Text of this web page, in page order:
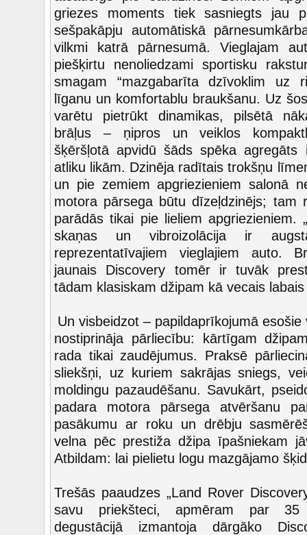
griezes moments tiek sasniegts jau
sešpakāpju automātiskā
vilkmi katrā pārnesumā. Vieglajam
piešķirtu nenoliedzami sportisku
smagam “mazgabarīta dzīvoklim uz
līganu un komfortablu braukšanu. Uz
varētu pietrūkt dinamikas, pilsētā
brāļus – ņipros un veiklos
šķēršļotā apvidū šāds spēka
atliku likām. Dzinēja radītais trokšņu
un pie zemiem apgriezieniem salonā
motora pārsega būtu dīzeļdzinējs; tam
parādās tikai pie lieliem apgriezieniem.
skaņas un vibroizolācija ir
reprezentatīvajiem vieglajiem auto.
jaunais Discovery tomēr ir tuvāk
tādam klasiskam džipam kā vecais
Un visbeidzot – papildaprīkojumā
nostiprināja pārliecību: kārtīgam
rada tikai zaudējumus. Praksē
sliekšņi, uz kuriem sakrājas sniegs,
moldingu pazaudēšanu. Savukārt,
padara motora pārsega atvēršanu
pasākumu ar roku un drēbju
velna pēc prestiža džipa īpašniekam
Atbildam: lai pielietu logu mazgājamo
Trešās paaudzes „Land Rover
savu priekšteci, apmēram par 35
degustācijā izmantoja dārgāko